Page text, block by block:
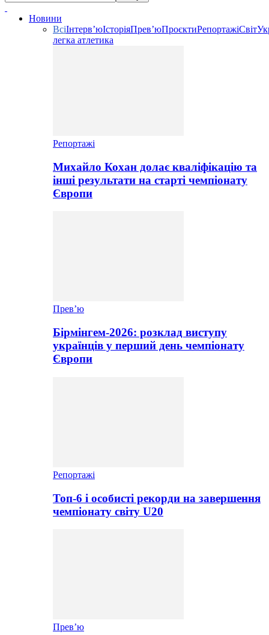
Новини
ВсіІнтерв’юІсторіяПрев’юПроєктиРепортажіСвіт
легка атлетика
Репортажі
Михайло Кохан долає кваліфікацію та
інші результати на старті чемпіонату
Європи
Прев’ю
Бірмінгем-2026: розклад виступу
українців у перший день чемпіонату
Європи
Репортажі
Топ-6 і особисті рекорди на завершення
чемпіонату світу U20
Прев’ю